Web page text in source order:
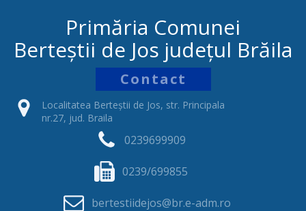
Primăria Comunei
Berteștii de Jos județul Brăila
Contact
Localitatea Berteștii de Jos, str. Principala
nr.27, jud. Braila
0239699909
0239/699855
bertestiidejos@br.e-adm.ro